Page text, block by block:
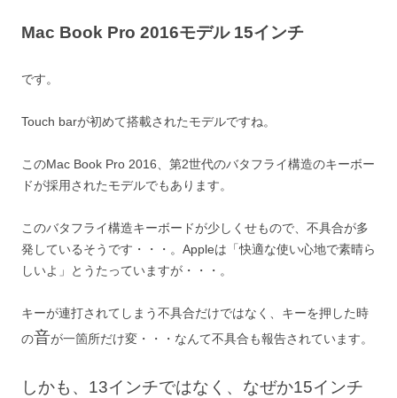
Mac Book Pro 2016モデル 15インチ
です。
Touch barが初めて搭載されたモデルですね。
このMac Book Pro 2016、第2世代のバタフライ構造のキーボー
ドが採用されたモデルでもあります。
このバタフライ構造キーボードが少しくせもので、不具合が多
発しているそうです・・・。Appleは「快適な使い心地で素晴ら
しいよ」とうたっていますが・・・。
キーが連打されてしまう不具合だけではなく、キーを押した時
の音が一箇所だけ変・・・なんて不具合も報告されています。
しかも、13インチではなく、なぜか15インチ